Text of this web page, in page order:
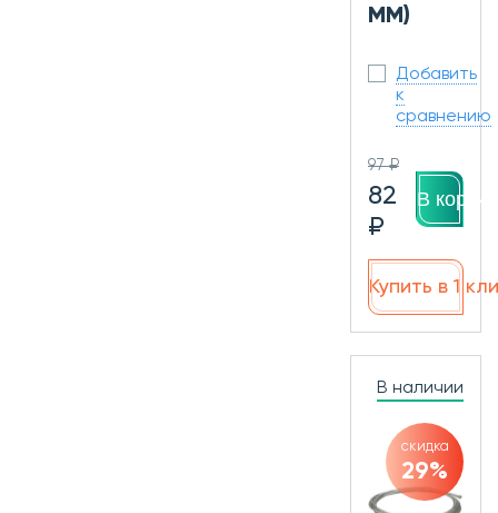
MM)
Добавить
к
сравнению
97 ₽
82
₽
В
Купить в 1
В наличии
скидка
29%